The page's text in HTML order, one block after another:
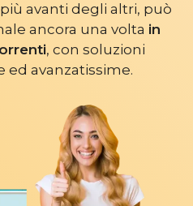
avanti degli altri, può
ancora una volta in
, con soluzioni
avanzatissime.